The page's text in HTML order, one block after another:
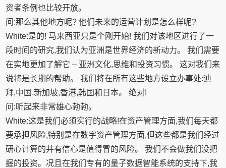
资者条例也比较开放。
问:那么其他地方呢? 他们未来的运营计划是怎么样呢?
White:是的! 马来西亚只是个刚开始! 我们对该地区进行了一
段时间的研究,我们认为亚洲是世界经济的新动力。 我们需要
在实地更加了解它 – 亚洲文化,思维和投资习惯。 这对我们来
说将是长期的帮助。 我们将在所有这些地方设立办事处:迪
拜,中国,新加坡,香港,韩国和日本。 绝对!
问:听起来非常雄心勃勃。
White:这是我们必须实行的战略!在资产管理方面,我们每天都
要承担风险,特别是在数字资产管理方面,但这些都是我们经过
研心计算的并有信心是值得冒的风险。 我们不会做我们没把
握的投资。况且在我们专有的量子数据智能系统的支持下,我